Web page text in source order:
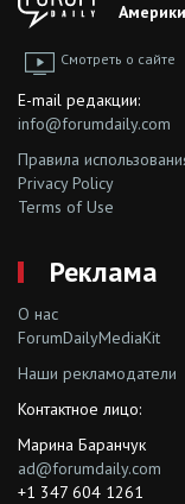
Америки
Смотреть о сайте
E-mail редакции:
info@forumdaily.com
Правила
Privacy Policy
Terms of Use
Реклама
О нас
ForumDailyMediaKit
Наши рекламодатели
Контактное лицо:
Марина Баранчук
ad@forumdaily.com
+1 347 604 1261